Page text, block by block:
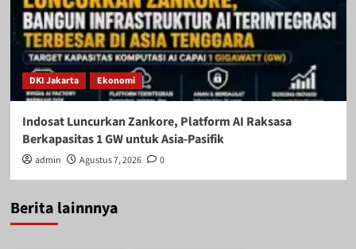
DKI Jakarta Ekonomi
Indosat Luncurkan Zankore, Platform AI Raksasa
Berkapasitas 1 GW untuk Asia-Pasifik
admin Agustus 7, 2026 0
Berita lainnnya